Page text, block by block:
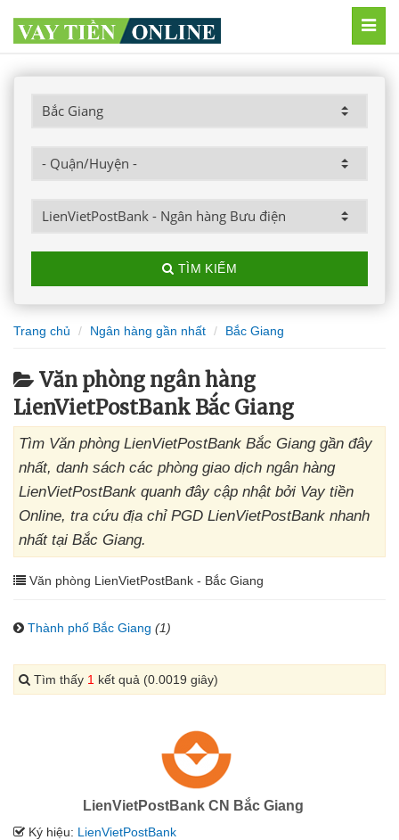
TÌM KIẾM
Trang chủ Ngân hàng gần nhất Bắc Giang
Văn phòng ngân hàng
LienVietPostBank Bắc Giang
Tìm Văn phòng LienVietPostBank Bắc Giang gần đây
nhất, danh sách các phòng giao dịch ngân hàng
LienVietPostBank quanh đây cập nhật bởi Vay tiền
Online, tra cứu địa chỉ PGD LienVietPostBank nhanh
nhất tại Bắc Giang.
Văn phòng LienVietPostBank - Bắc Giang
Thành phố Bắc Giang (1)
Tìm thấy 1 kết quả (0.0019 giây)
LienVietPostBank CN Bắc Giang
Ký hiệu: LienVietPostBank